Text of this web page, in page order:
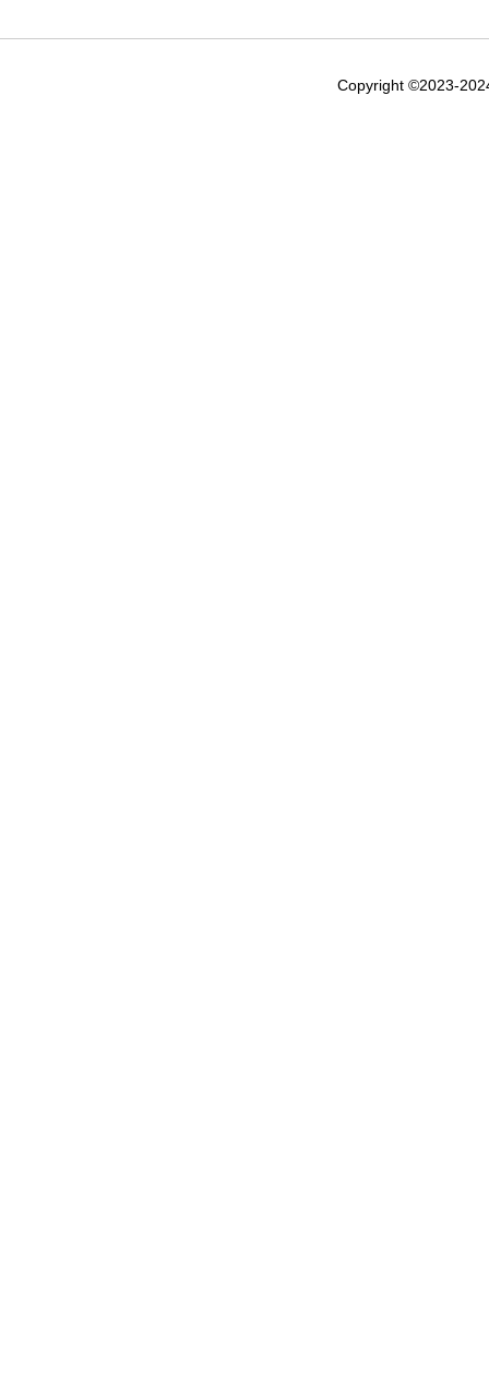
Copyright ©2023-